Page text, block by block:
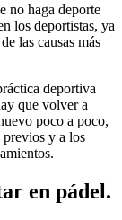
no haga deporte
los deportistas, ya
las causas más
deportiva
que volver a
poco a poco,
previos y a los
en pádel.